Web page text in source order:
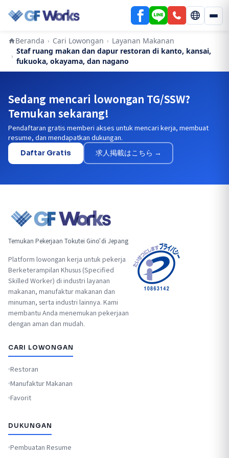
Beranda › Cari Lowongan › Layanan Makanan
›
Staf ruang makan dan dapur restoran di kanto, kansai,
fukuoka, okayama, dan nagano
Sedang mencari lowongan TG/SSW?
Temukan sekarang!
Pendaftaran gratis memberi akses untuk mencari kerja, membuat
resume, dan mendapatkan dukungan.
Daftar Gratis 求人掲載はこちら →
Temukan Pekerjaan Tokutei Ginō di Jepang
Platform lowongan kerja untuk pekerja
Berketerampilan Khusus (Specified
Skilled Worker) di industri layanan
makanan, manufaktur makanan dan
minuman, serta industri lainnya. Kami
membantu Anda menemukan pekerjaan
dengan aman dan mudah.
CARI LOWONGAN
Restoran
Manufaktur Makanan
Favorit
DUKUNGAN
Pembuatan Resume